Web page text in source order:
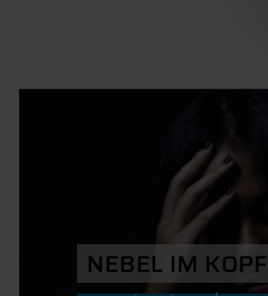
NEBEL IM KOPF